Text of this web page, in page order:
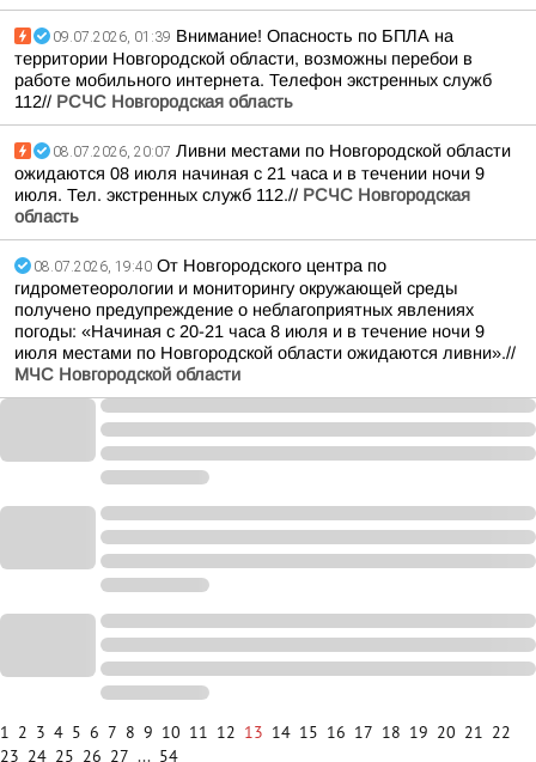
09.07.2026, 01:39 Внимание! Опасность по БПЛА на
территории Новгородской области, возможны перебои в
работе мобильного интернета. Телефон экстренных служб
112// РСЧС Новгородская область
08.07.2026, 20:07 Ливни местами по Новгородской области
ожидаются 08 июля начиная с 21 часа и в течении ночи 9
июля. Тел. экстренных служб 112.// РСЧС Новгородская
область
08.07.2026, 19:40 От Новгородского центра по
гидрометеорологии и мониторингу окружающей среды
получено предупреждение о неблагоприятных явлениях
погоды: «Начиная с 20-21 часа 8 июля и в течение ночи 9
июля местами по Новгородской области ожидаются ливни».//
МЧС Новгородской области
1 2 3 4 5 6 7 8 9 10 11 12 13 14 15 16 17 18 19 20 21 22
23 24 25 26 27 ... 54